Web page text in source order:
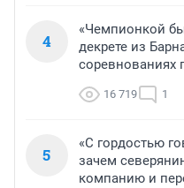
4
«Чемпионкой
декрете из
соревнованиях
16 719 1
5
«С гордостью
зачем
компанию и